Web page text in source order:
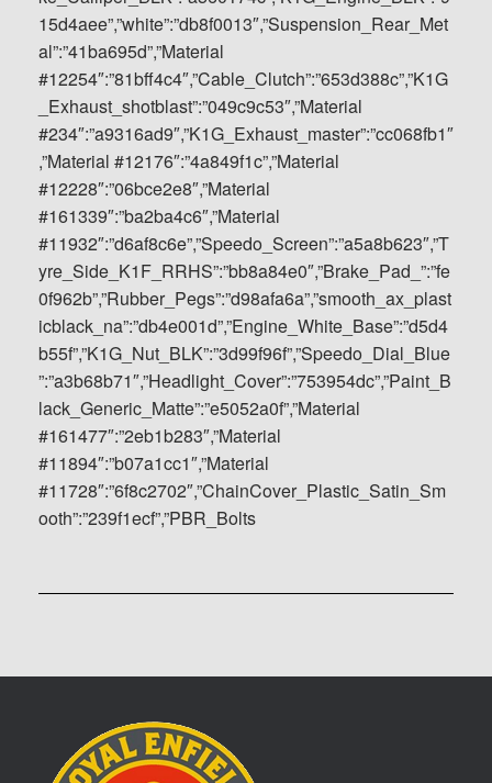
15d4aee”,”white”:”db8f0013″,”Suspension_Rear_Met
al”:”41ba695d”,”Material
#12254″:”81bff4c4″,”Cable_Clutch”:”653d388c”,”K1G
_Exhaust_shotblast”:”049c9c53″,”Material
#234″:”a9316ad9″,”K1G_Exhaust_master”:”cc068fb1″
,”Material #12176″:”4a849f1c”,”Material
#12228″:”06bce2e8″,”Material
#161339″:”ba2ba4c6″,”Material
#11932″:”d6af8c6e”,”Speedo_Screen”:”a5a8b623″,”T
yre_Side_K1F_RRHS”:”bb8a84e0″,”Brake_Pad_”:”fe
0f962b”,”Rubber_Pegs”:”d98afa6a”,”smooth_ax_plast
icblack_na”:”db4e001d”,”Engine_White_Base”:”d5d4
b55f”,”K1G_Nut_BLK”:”3d99f96f”,”Speedo_Dial_Blue
”:”a3b68b71″,”Headlight_Cover”:”753954dc”,”Paint_B
lack_Generic_Matte”:”e5052a0f”,”Material
#161477″:”2eb1b283″,”Material
#11894″:”b07a1cc1″,”Material
#11728″:”6f8c2702″,”ChainCover_Plastic_Satin_Sm
ooth”:”239f1ecf”,”PBR_Bolts